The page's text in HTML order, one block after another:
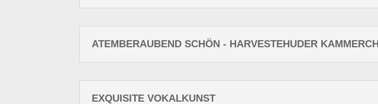
ATEMBERAUBEND SCHÖN - HARVESTEHUDER
EXQUISITE VOKALKUNST